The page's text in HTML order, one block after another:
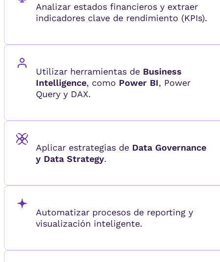
Analizar estados financieros y extraer
indicadores clave de rendimiento (KPIs).
Utilizar herramientas de Business
Intelligence, como Power BI, Power
Query y DAX.
Aplicar estrategias de Data Governance
y Data Strategy.
Automatizar procesos de reporting y
visualización inteligente.